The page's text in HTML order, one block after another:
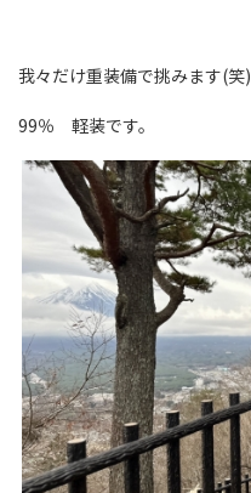
我々だけ重装備で挑みます(笑)
99％ 軽装です。